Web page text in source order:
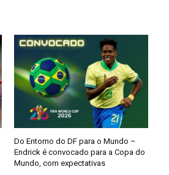
Do Entorno do DF para o Mundo –
Endrick é convocado para a Copa do
Mundo, com expectativas